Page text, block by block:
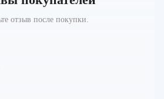
отзыв после покупки.